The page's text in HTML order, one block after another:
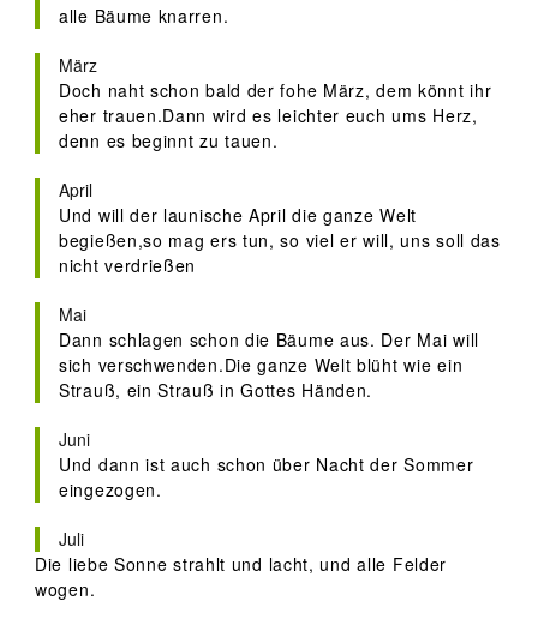
alle Bäume knarren.
März
Doch naht schon bald der fohe März, dem könnt ihr
eher trauen.Dann wird es leichter euch ums Herz,
denn es beginnt zu tauen.
April
Und will der launische April die ganze Welt
begießen,so mag ers tun, so viel er will, uns soll das
nicht verdrießen
Mai
Dann schlagen schon die Bäume aus. Der Mai will
sich verschwenden.Die ganze Welt blüht wie ein
Strauß, ein Strauß in Gottes Händen.
Juni
Und dann ist auch schon über Nacht der Sommer
eingezogen.
Juli
Die liebe Sonne strahlt und lacht, und alle Felder
wogen.